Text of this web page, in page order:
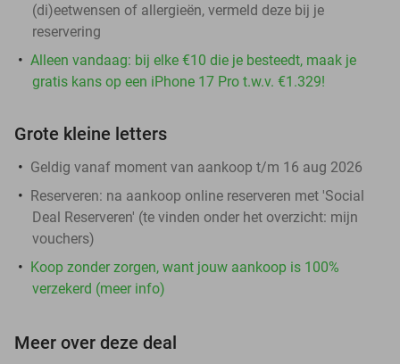
(di)eetwensen of allergieën, vermeld deze bij je
reservering
Alleen vandaag: bij elke €10 die je besteedt, maak je
gratis kans op een iPhone 17 Pro t.w.v. €1.329!
Grote kleine letters
Geldig vanaf moment van aankoop t/m 16 aug 2026
Reserveren: na aankoop online reserveren met 'Social
Deal Reserveren' (te vinden onder het overzicht: mijn
vouchers)
Koop zonder zorgen, want jouw aankoop is 100%
verzekerd (meer info)
Meer over deze deal